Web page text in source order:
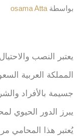
بواسطة osama Atta
يعتبر النصب
المملكة العربية
جسيمة بالأفراد
يبرز الدور الحيوي
يُعتبر هذا المحامي